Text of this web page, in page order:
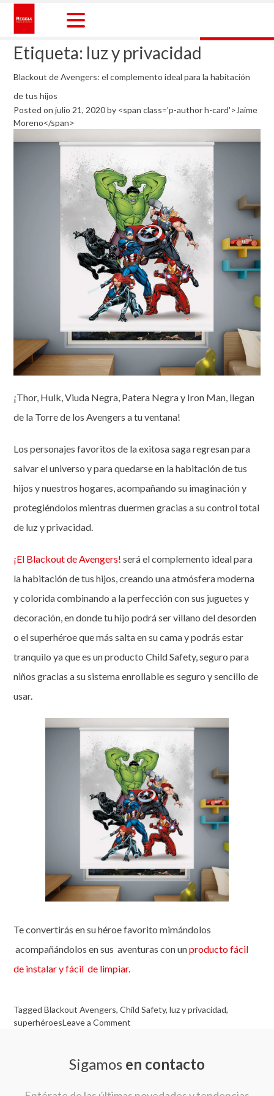
Skip
content
Etiqueta: luz y privacidad
Blackout de Avengers: el complemento ideal para la habitación
de tus hijos
Posted onjulio 21, 2020by <span class='p-author h-card'>Jaime
Moreno</span>
¡Thor, Hulk, Viuda Negra, Patera Negra y Iron Man, llegan
de la Torre de los Avengers a tu ventana!
Los personajes favoritos de la exitosa saga regresan para
salvar el universo y para quedarse en la habitación de tus
hijos y nuestros hogares, acompañando su imaginación y
protegiéndolos mientras duermen gracias a su control total
de luz y privacidad.
¡El Blackout de Avengers! será el complemento ideal para
la habitación de tus hijos, creando una atmósfera moderna
y colorida combinando a la perfección con sus juguetes y
decoración, en donde tu hijo podrá ser villano del desorden
o el superhéroe que más salta en su cama y podrás estar
tranquilo ya que es un producto Child Safety, seguro para
niños gracias a su sistema enrollable es seguro y sencillo de
usar.
Te convertirás en su héroe favorito mimándolos
acompañándolos en sus aventuras con unproducto fácil
de instalar y fácil de limpiar.
TaggedBlackout Avengers,Child Safety,luz y privacidad,
superhéroesLeave a Comment
Avengers:
el
Sigamos en contacto